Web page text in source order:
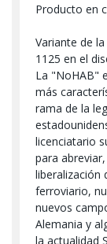
Producto en
Variante de
1125 en el
La "NoHAB"
más
rama de la
licenciatario
para
liberalización
ferroviario,
nuevos
Alemania y
la actualidad